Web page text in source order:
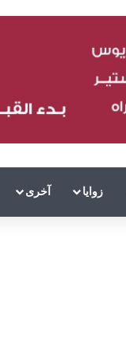
زوايا آخرى